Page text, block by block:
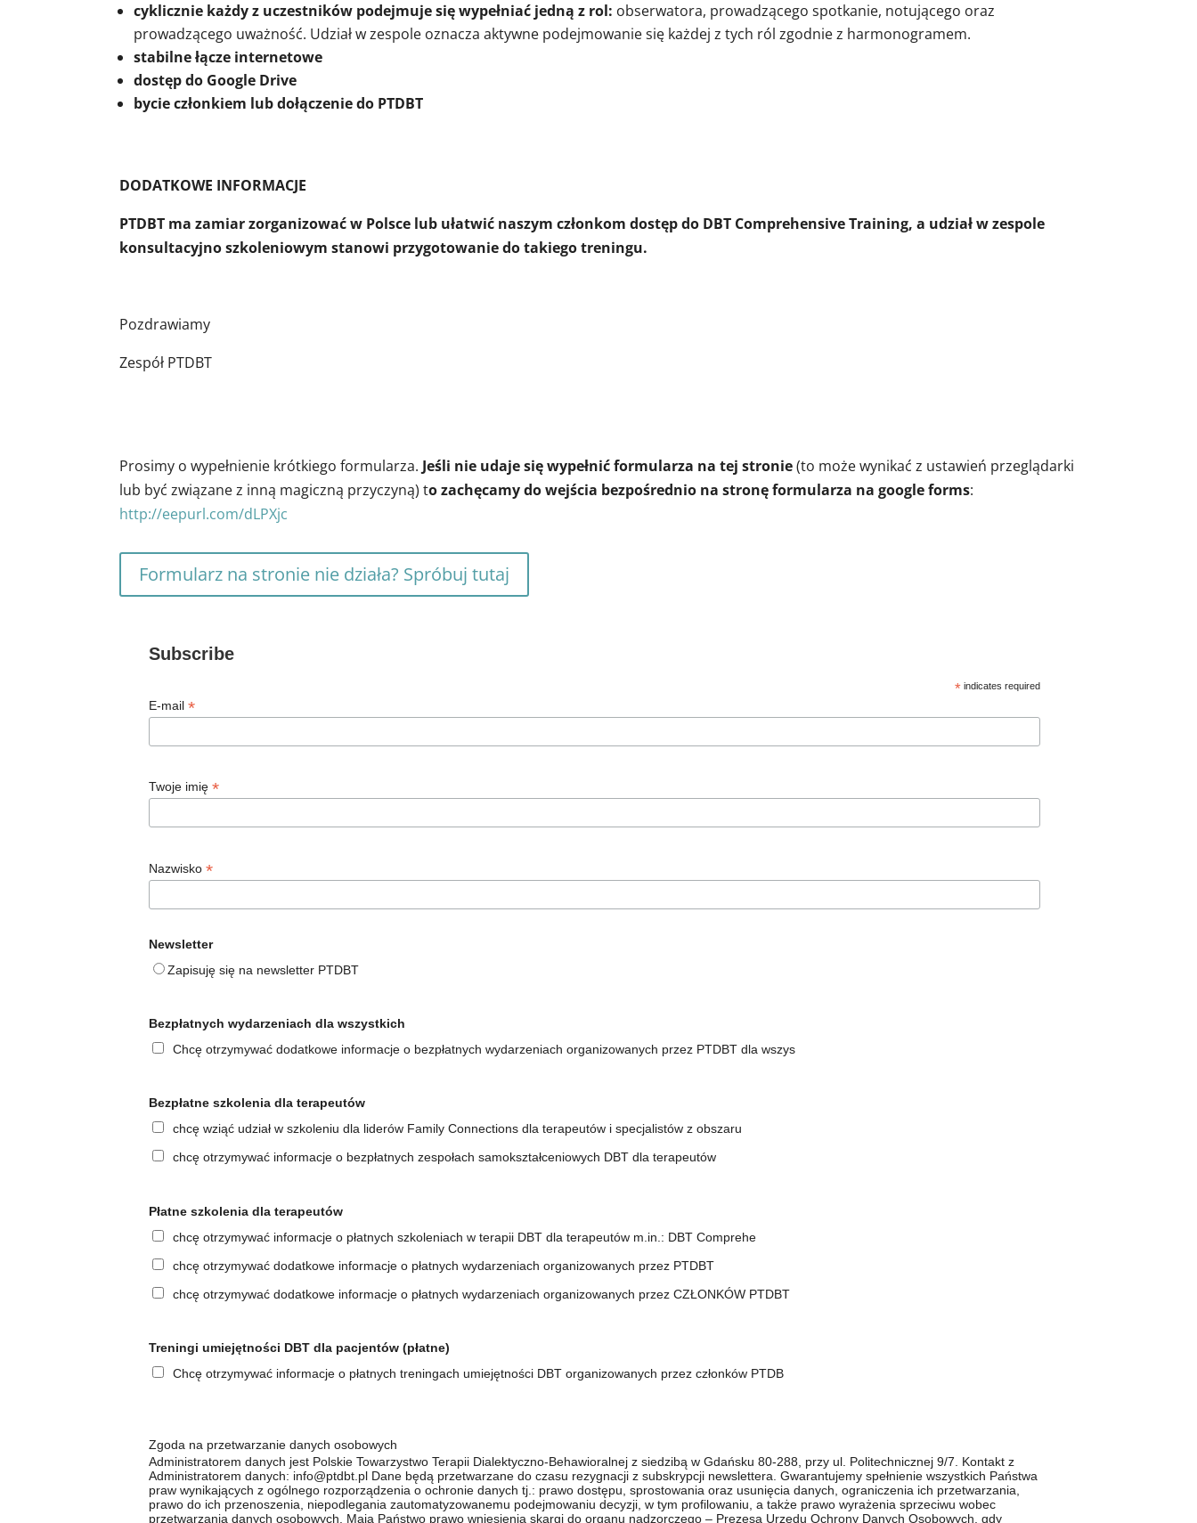
cyklicznie każdy z uczestników podejmuje się wypełniać jedną z rol: obserwatora, prowadzącego spotkanie, notującego oraz
prowadzącego uważność. Udział w zespole oznacza aktywne podejmowanie się każdej z tych ról zgodnie z harmonogramem.
stabilne łącze internetowe
dostęp do Google Drive
bycie członkiem lub dołączenie do PTDBT
DODATKOWE INFORMACJE
PTDBT ma zamiar zorganizować w Polsce lub ułatwić naszym członkom dostęp do DBT Comprehensive Training, a udział w zespole
konsultacyjno szkoleniowym stanowi przygotowanie do takiego treningu.
Pozdrawiamy
Zespół PTDBT
Prosimy o wypełnienie krótkiego formularza. Jeśli nie udaje się wypełnić formularza na tej stronie(to może wynikać z ustawień przeglądarki
lub być związane z inną magiczną przyczyną) to zachęcamy do wejścia bezpośrednio na stronę formularza na google forms:
http://eepurl.com/dLPXjc
Formularz na stronie nie działa? Spróbuj tutaj
Subscribe
*indicates required
E-mail *
Twoje imię *
Nazwisko *
Newsletter
Zapisuję się na newsletter PTDBT
Bezpłatnych wydarzeniach dla wszystkich
Chcę otrzymywać dodatkowe informacje o bezpłatnych wydarzeniach organizowanych przez PTDBT dla wszys
Bezpłatne szkolenia dla terapeutów
chcę wziąć udział w szkoleniu dla liderów Family Connections dla terapeutów i specjalistów z obszaru
chcę otrzymywać informacje o bezpłatnych zespołach samokształceniowych DBT dla terapeutów
Płatne szkolenia dla terapeutów
chcę otrzymywać informacje o płatnych szkoleniach w terapii DBT dla terapeutów m.in.: DBT Comprehe
chcę otrzymywać dodatkowe informacje o płatnych wydarzeniach organizowanych przez PTDBT
chcę otrzymywać dodatkowe informacje o płatnych wydarzeniach organizowanych przez CZŁONKÓW PTDBT
Treningi umiejętności DBT dla pacjentów (płatne)
Chcę otrzymywać informacje o płatnych treningach umiejętności DBT organizowanych przez członków PTDB
Zgoda na przetwarzanie danych osobowych
Administratorem danych jest Polskie Towarzystwo Terapii Dialektyczno-Behawioralnej z siedzibą w Gdańsku 80-288, przy ul. Politechnicznej 9/7. Kontakt z
Administratorem danych: info@ptdbt.plDane będą przetwarzane do czasu rezygnacji z subskrypcji newslettera. Gwarantujemy spełnienie wszystkich Państwa
praw wynikających z ogólnego rozporządzenia o ochronie danych tj.: prawo dostępu, sprostowania oraz usunięcia danych, ograniczenia ich przetwarzania,
prawo do ich przenoszenia, niepodlegania zautomatyzowanemu podejmowaniu decyzji, w tym profilowaniu, a także prawo wyrażenia sprzeciwu wobec
przetwarzania danych osobowych. Mają Państwo prawo wniesienia skargi do organu nadzorczego – Prezesa Urzędu Ochrony Danych Osobowych, gdy